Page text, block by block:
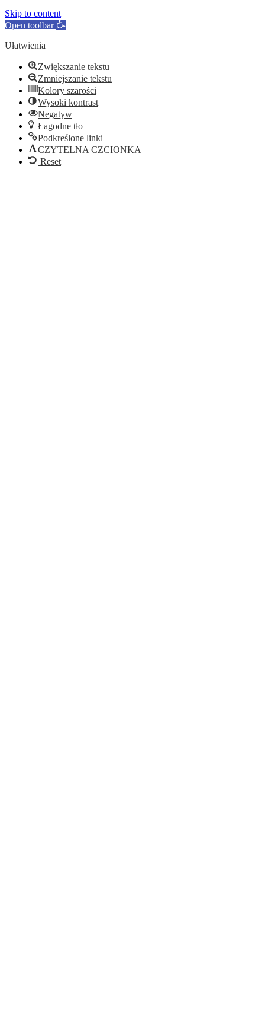
Skip to content
Open toolbar
Ułatwienia
Zwiększanie tekstu
Zmniejszanie tekstu
Kolory szarości
Wysoki kontrast
Negatyw
Łagodne tło
Podkreślone linki
CZYTELNA CZCIONKA
Reset